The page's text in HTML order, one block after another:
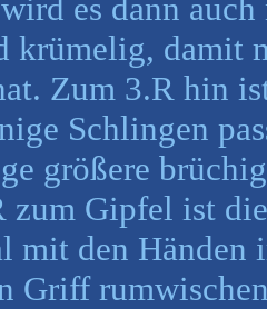
es dann
krümelig, damit
Zum 3.R hin
Schlingen
größere
zum Gipfel ist
mit den Händen
Griff